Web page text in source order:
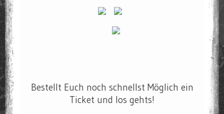
Bestellt Euch noch schnellst Möglich ein
Ticket und los gehts!